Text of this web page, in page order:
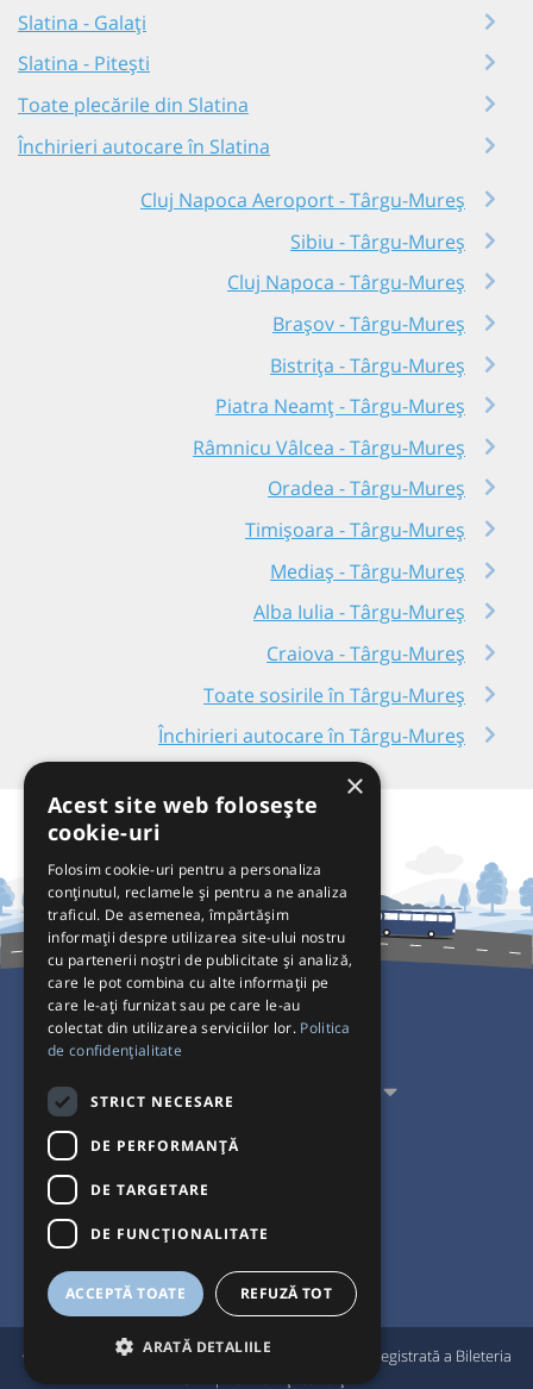
Slatina - Galați
Slatina - Pitești
Toate plecările din Slatina
Închirieri autocare în Slatina
Cluj Napoca Aeroport - Târgu-Mureș
Sibiu - Târgu-Mureș
Cluj Napoca - Târgu-Mureș
Brașov - Târgu-Mureș
Bistrița - Târgu-Mureș
Piatra Neamț - Târgu-Mureș
Râmnicu Vâlcea - Târgu-Mureș
Oradea - Târgu-Mureș
Timișoara - Târgu-Mureș
Mediaș - Târgu-Mureș
Alba Iulia - Târgu-Mureș
Craiova - Târgu-Mureș
Toate sosirile în Târgu-Mureș
Închirieri autocare în Târgu-Mureș
Pentru Călători
Pentru Transportatori
Interacționăm
Acceptăm plăți cu
© Bileteria 2004-2026 | Autogari.RO®
este marcă înregistrată a Bileteria
×
Acest site web folosește
cookie-uri
Folosim cookie-uri pentru a personaliza
conținutul, reclamele și pentru a ne analiza
traficul. De asemenea, împărtășim
informații despre utilizarea site-ului nostru
cu partenerii noștri de publicitate și analiză,
care le pot combina cu alte informații pe
care le-ați furnizat sau pe care le-au
colectat din utilizarea serviciilor lor. Politica
de confidențialitate
STRICT NECESARE
DE PERFORMANȚĂ
DE TARGETARE
DE FUNCŢIONALITATE
ACCEPTĂ TOATE REFUZĂ TOT
ARATĂ DETALIILE